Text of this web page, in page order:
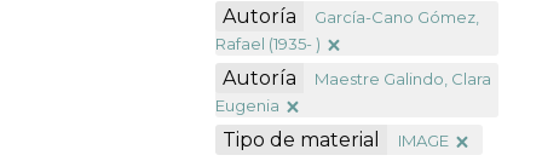
Autoría
García-Cano Gómez,
Rafael (1935- )
Autoría
Maestre Galindo, Clara
Eugenia
Tipo de material IMAGE